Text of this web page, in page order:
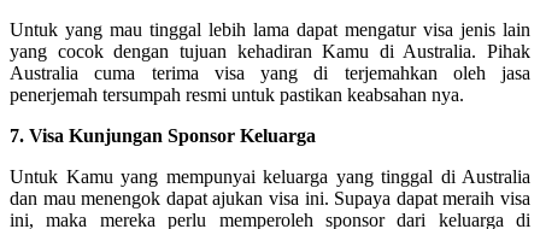
Untuk yang mau tinggal lebih lama dapat mengatur visa jenis lain
yang cocok dengan tujuan kehadiran Kamu di Australia. Pihak
Australia cuma terima visa yang di terjemahkan oleh jasa
penerjemah tersumpah resmi untuk pastikan keabsahan nya.
7. Visa Kunjungan Sponsor Keluarga
Untuk Kamu yang mempunyai keluarga yang tinggal di Australia
dan mau menengok dapat ajukan visa ini. Supaya dapat meraih visa
ini, maka mereka perlu memperoleh sponsor dari keluarga di